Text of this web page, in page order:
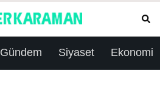
Gündem Siyaset Ekonomi